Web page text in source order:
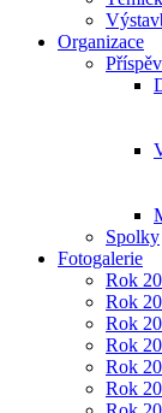
Organizace
Spolky
Fotogalerie
Rok
Rok
Rok
Rok
Rok
Rok